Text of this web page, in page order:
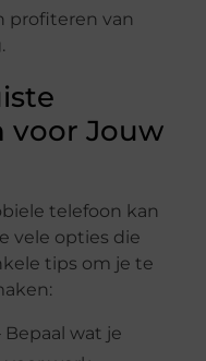
profiteren van
voor Jouw
telefoon kan
vele opties die
tips om je te
Bepaal wat je